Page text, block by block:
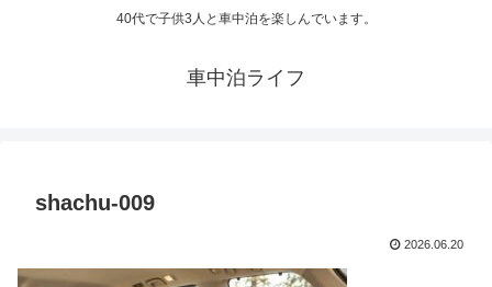
40代で子供3人と車中泊を楽しんでいます。
車中泊ライフ
shachu-009
2026.06.20